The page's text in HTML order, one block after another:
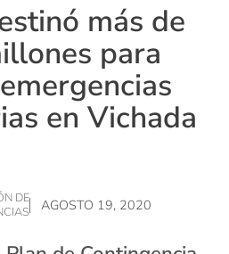
más de
para
en Vichada
DE
AGOSTO 19, 2020